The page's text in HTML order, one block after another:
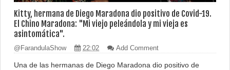
Kitty, hermana de Diego Maradona dio positivo de Covid-19.
El Chino Maradona: "Mi viejo peleándola y mi vieja es
asintomática".
@FarandulaShow 22:02 Add Comment
Una de las hermanas de Diego Maradona dio positivo de